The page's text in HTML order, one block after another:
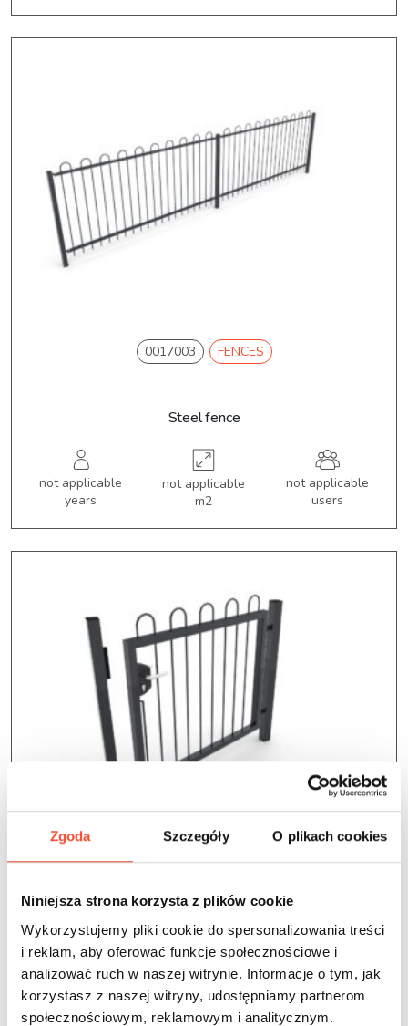
Zgoda Szczegóły O plikach cookies
Niniejsza strona korzysta z plików cookie
Wykorzystujemy pliki cookie do spersonalizowania treści
i reklam, aby oferować funkcje społecznościowe i
analizować ruch w naszej witrynie. Informacje o tym, jak
korzystasz z naszej witryny, udostępniamy partnerom
społecznościowym, reklamowym i analitycznym.
0017003 FENCES
Steel fence
not applicable
years
not applicable
m2
not applicable
users
0017004 FENCES
Steel gate
not applicable
years
not applicable
m2
not applicable
users